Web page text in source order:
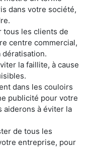
dans votre société,
tous les clients de
centre commercial,
la faillite, à cause
dans les couloirs
publicité pour votre
aiderons à éviter la
de tous les
entreprise, pour